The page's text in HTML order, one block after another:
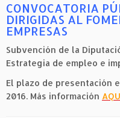
CONVOCATORIA
DIRIGIDAS AL
EMPRESAS
Subvención de la
Estrategia de empleo e
El plazo de presentación
2016. Más información